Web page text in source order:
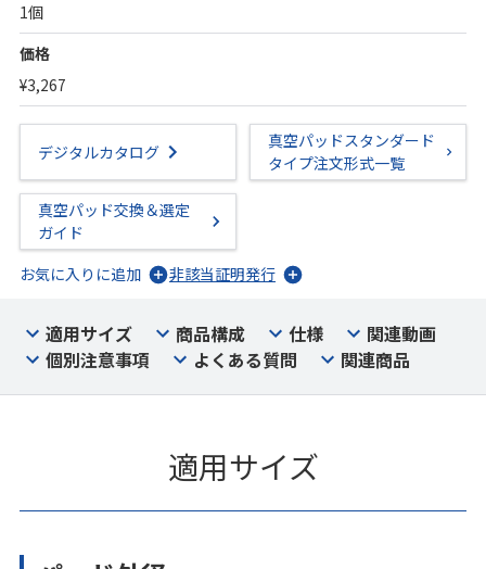
1個
価格
¥3,267
デジタルカタログ
真空パッドスタンダード
タイプ注文形式一覧
真空パッド交換＆選定
ガイド
お気に入りに追加
非該当証明発行
適用サイズ 商品構成 仕様
関連動画
個別注意事項
よくある質問 関連商品
適用サイズ